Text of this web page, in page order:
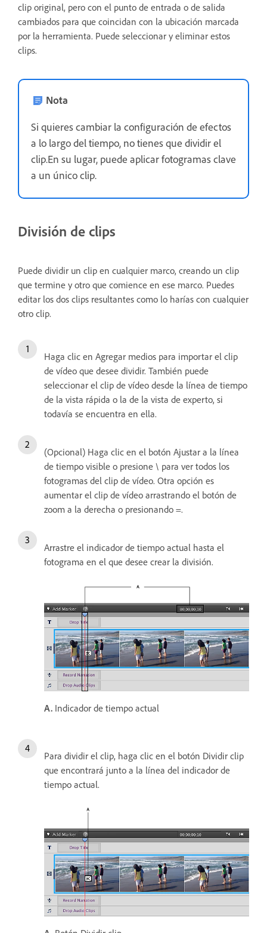
clip original, pero con el punto de entrada o de salida
cambiados para que coincidan con la ubicación marcada
por la herramienta. Puede seleccionar y eliminar estos
clips.
Nota
Si quieres cambiar la configuración de efectos
a lo largo del tiempo, no tienes que dividir el
clip.En su lugar, puede aplicar fotogramas clave
a un único clip.
División de clips
Puede dividir un clip en cualquier marco, creando un clip
que termine y otro que comience en ese marco. Puedes
editar los dos clips resultantes como lo harías con cualquier
otro clip.
Haga clic en Agregar medios para importar el clip
de vídeo que desee dividir. También puede
seleccionar el clip de vídeo desde la línea de tiempo
de la vista rápida o la de la vista de experto, si
todavía se encuentra en ella.
(Opcional) Haga clic en el botón Ajustar a la línea
de tiempo visible o presione \ para ver todos los
fotogramas del clip de vídeo. Otra opción es
aumentar el clip de vídeo arrastrando el botón de
zoom a la derecha o presionando =.
Arrastre el indicador de tiempo actual hasta el
fotograma en el que desee crear la división.
A. Indicador de tiempo actual
Para dividir el clip, haga clic en el botón Dividir clip
que encontrará junto a la línea del indicador de
tiempo actual.